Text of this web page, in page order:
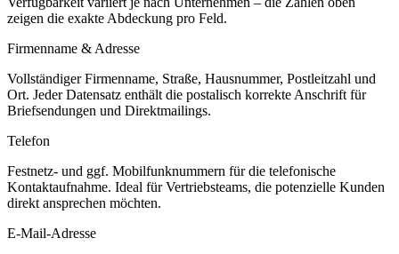
zeigen die exakte Abdeckung pro Feld.
Firmenname & Adresse
Vollständiger Firmenname, Straße, Hausnummer, Postleitzahl und
Ort. Jeder Datensatz enthält die postalisch korrekte Anschrift für
Briefsendungen und Direktmailings.
Telefon
Festnetz- und ggf. Mobilfunknummern für die telefonische
Kontaktaufnahme. Ideal für Vertriebsteams, die potenzielle Kunden
direkt ansprechen möchten.
E-Mail-Adresse